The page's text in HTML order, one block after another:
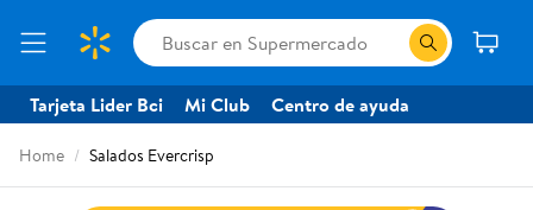
Tarjeta Lider Bci Mi Club Centro de ayuda
Home Salados Evercrisp